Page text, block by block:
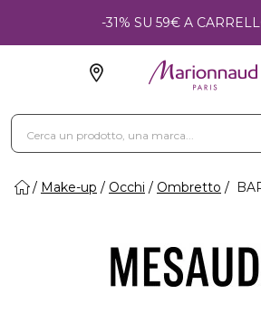
-31% SU 59€ A
Make-up Occhi Ombretto